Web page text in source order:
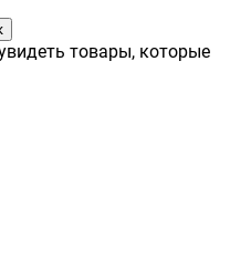
товары, которые